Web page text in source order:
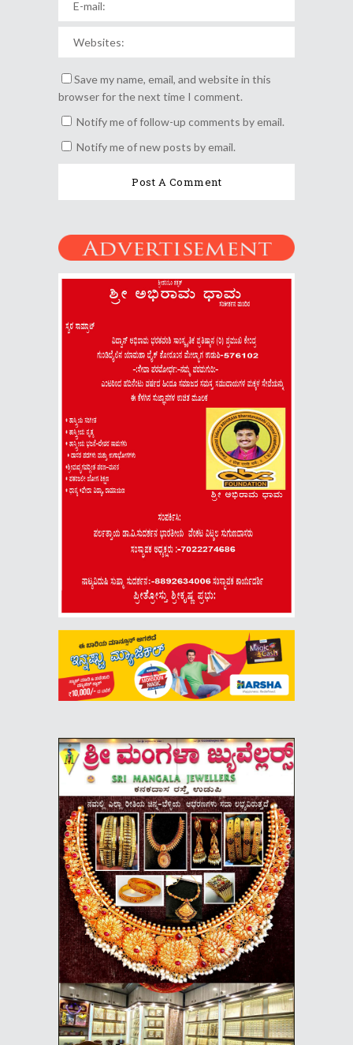
Save my name, email, and website in this
browser for the next time I comment.
Notify me of follow-up comments by email.
Notify me of new posts by email.